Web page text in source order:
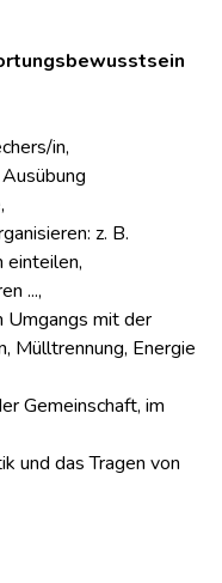
in,
z. B.
einteilen,
...,
Umgangs mit der
Mülltrennung, Energie
Gemeinschaft, im
und das Tragen von